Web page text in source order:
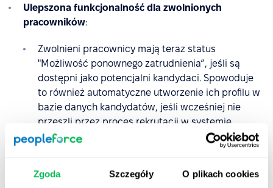
Zgoda Szczegóły O plikach cookies
Ulepszona funkcjonalność dla zwolnionych
pracowników:
Zwolnieni pracownicy mają teraz status
"Możliwość ponownego zatrudnienia”, jeśli są
dostępni jako potencjalni kandydaci. Spowoduje
to również automatyczne utworzenie ich profilu w
bazie danych kandydatów, jeśli wcześniej nie
przeszli przez proces rekrutacji w systemie.